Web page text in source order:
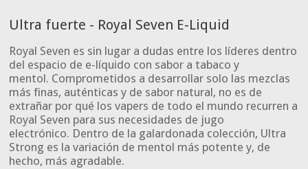
Ultra fuerte - Royal Seven E-Liquid
Royal Seven es sin lugar a dudas entre los líderes dentro
del espacio de e-líquido con sabor a tabaco y
mentol. Comprometidos a desarrollar solo las mezclas
más finas, auténticas y de sabor natural, no es de
extrañar por qué los vapers de todo el mundo recurren a
Royal Seven para sus necesidades de jugo
electrónico. Dentro de la galardonada colección, Ultra
Strong es la variación de mentol más potente y, de
hecho, más agradable.